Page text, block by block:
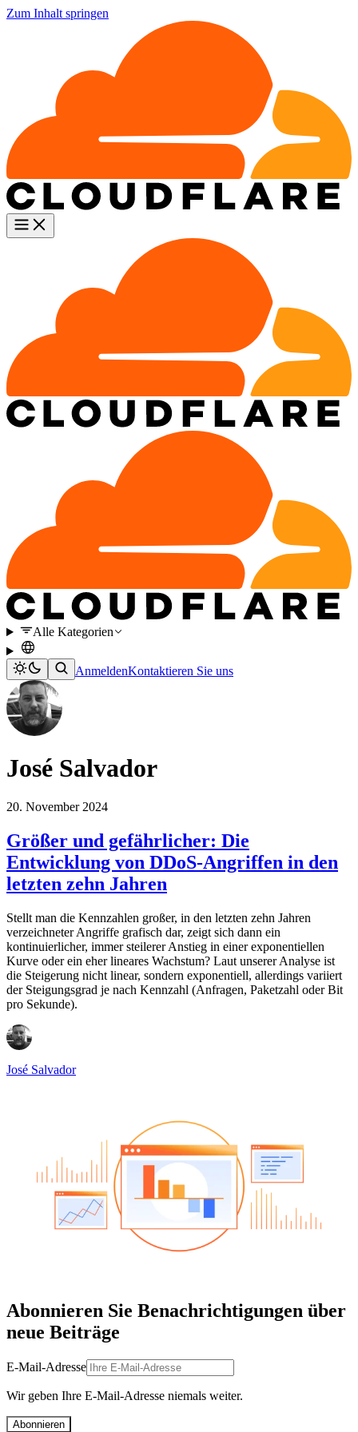
Zum Inhalt springen
Alle Kategorien
AnmeldenKontaktieren Sie uns
José Salvador
20. November 2024
Größer und gefährlicher: Die
Entwicklung von DDoS-Angriffen in den
letzten zehn Jahren
Stellt man die Kennzahlen großer, in den letzten zehn Jahren
verzeichneter Angriffe grafisch dar, zeigt sich dann ein
kontinuierlicher, immer steilerer Anstieg in einer exponentiellen
Kurve oder ein eher lineares Wachstum? Laut unserer Analyse ist
die Steigerung nicht linear, sondern exponentiell, allerdings variiert
der Steigungsgrad je nach Kennzahl (Anfragen, Paketzahl oder Bit
pro Sekunde).
José Salvador
Abonnieren Sie Benachrichtigungen über
neue Beiträge
E-Mail-Adresse
Wir geben Ihre E-Mail-Adresse niemals weiter.
Abonnieren